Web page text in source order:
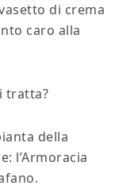
di crema
caro alla
tratta?
della
l’Armoracia